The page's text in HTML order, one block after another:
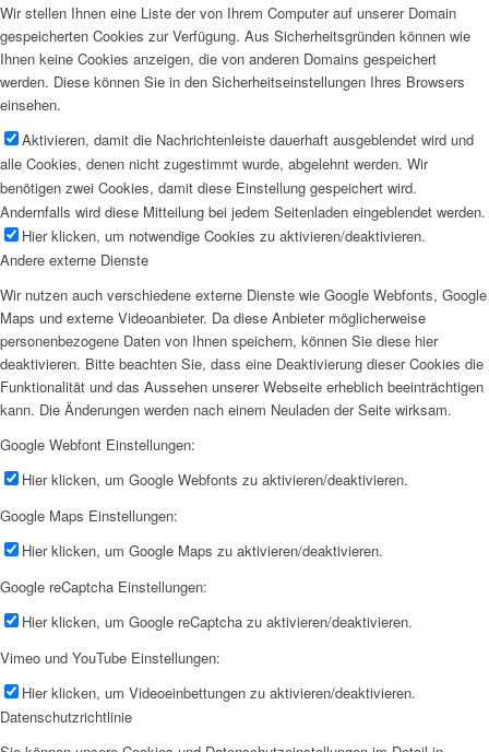
Wir stellen Ihnen eine Liste der von Ihrem Computer auf unserer Domain
gespeicherten Cookies zur Verfügung. Aus Sicherheitsgründen können wie
Ihnen keine Cookies anzeigen, die von anderen Domains gespeichert
werden. Diese können Sie in den Sicherheitseinstellungen Ihres Browsers
einsehen.
Aktivieren, damit die Nachrichtenleiste dauerhaft ausgeblendet wird und
alle Cookies, denen nicht zugestimmt wurde, abgelehnt werden. Wir
benötigen zwei Cookies, damit diese Einstellung gespeichert wird.
Andernfalls wird diese Mitteilung bei jedem Seitenladen eingeblendet werden.
Hier klicken, um notwendige Cookies zu aktivieren/deaktivieren.
Andere externe Dienste
Wir nutzen auch verschiedene externe Dienste wie Google Webfonts, Google
Maps und externe Videoanbieter. Da diese Anbieter möglicherweise
personenbezogene Daten von Ihnen speichern, können Sie diese hier
deaktivieren. Bitte beachten Sie, dass eine Deaktivierung dieser Cookies die
Funktionalität und das Aussehen unserer Webseite erheblich beeinträchtigen
kann. Die Änderungen werden nach einem Neuladen der Seite wirksam.
Google Webfont Einstellungen:
Hier klicken, um Google Webfonts zu aktivieren/deaktivieren.
Google Maps Einstellungen:
Hier klicken, um Google Maps zu aktivieren/deaktivieren.
Google reCaptcha Einstellungen:
Hier klicken, um Google reCaptcha zu aktivieren/deaktivieren.
Vimeo und YouTube Einstellungen:
Hier klicken, um Videoeinbettungen zu aktivieren/deaktivieren.
Datenschutzrichtlinie